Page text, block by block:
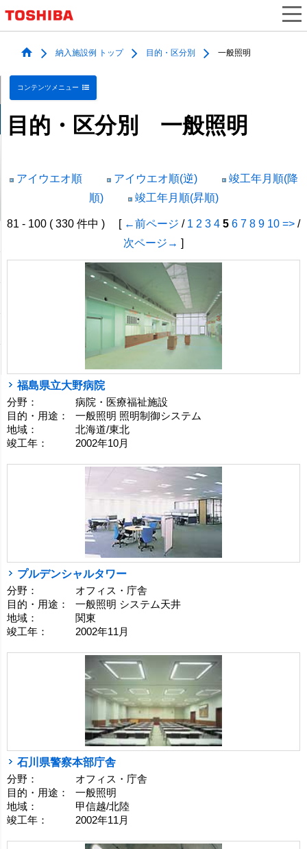
納入施設例 トップ 目的・区分別 一般照明
コンテンツメニュー
目的・区分別 一般照明
アイウエオ順 アイウエオ順(逆)
竣工年月順(降
順)
竣工年月順(昇順)
81 - 100 ( 330 件中 ) [ ←前ページ / 1 2 3 4 5 6 7 8 9 10 => /
次ページ→ ]
福島県立大野病院
分野：
病院・医療福祉施設
目的・用途：
一般照明 照明制御システム
地域：
北海道/東北
竣工年：
2002年10月
プルデンシャルタワー
分野：
オフィス・庁舎
目的・用途：
一般照明 システム天井
地域：
関東
竣工年：
2002年11月
石川県警察本部庁舎
分野：
オフィス・庁舎
目的・用途：
一般照明
地域：
甲信越/北陸
竣工年：
2002年11月